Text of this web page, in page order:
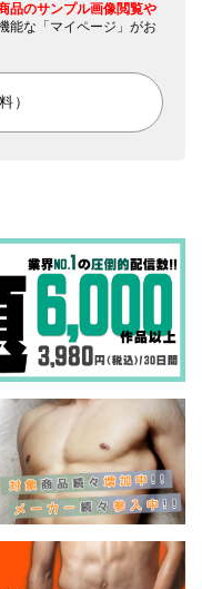
品のサンプル画像閲覧や
能な「マイページ」がお